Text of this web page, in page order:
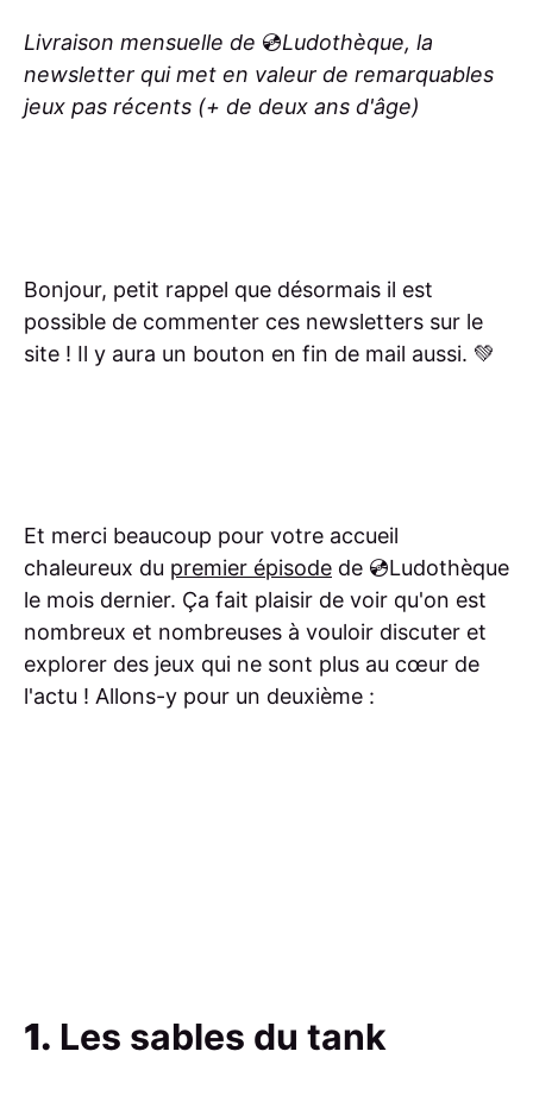
Livraison mensuelle de 💿Ludothèque, la
newsletter qui met en valeur de remarquables
jeux pas récents (+ de deux ans d'âge)
Bonjour, petit rappel que désormais il est
possible de commenter ces newsletters sur le
site ! Il y aura un bouton en fin de mail aussi. 💚
Et merci beaucoup pour votre accueil
chaleureux du premier épisode de 💿Ludothèque
le mois dernier. Ça fait plaisir de voir qu'on est
nombreux et nombreuses à vouloir discuter et
explorer des jeux qui ne sont plus au cœur de
l'actu ! Allons-y pour un deuxième :
1. Les sables du tank